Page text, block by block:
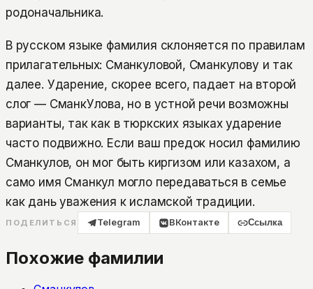
родоначальника.
В русском языке фамилия склоняется по правилам
прилагательных: Сманкуловой, Сманкулову и так
далее. Ударение, скорее всего, падает на второй
слог — СманкУлова, но в устной речи возможны
варианты, так как в тюркских языках ударение
часто подвижно. Если ваш предок носил фамилию
Сманкулов, он мог быть киргизом или казахом, а
само имя Сманкул могло передаваться в семье
как дань уважения к исламской традиции.
ПОДЕЛИТЬСЯ Telegram ВКонтакте Ссылка
Похожие фамилии